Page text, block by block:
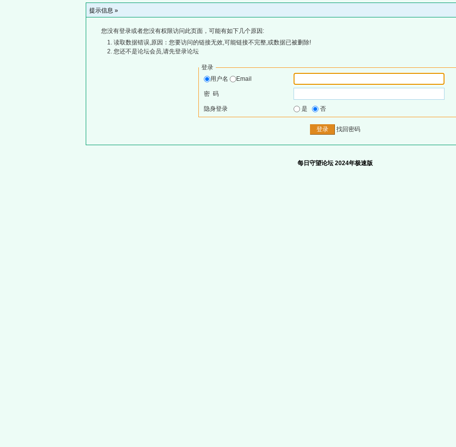
提示信息 »
您没有登录或者您没有权限访问此页面，可能有如下几个原因:
读取数据错误,原因：您要访问的链接无效,可能链接不完整,或数据已被删除!
您还不是论坛会员,请先登录论坛
登录
用户名
Email
密 码
隐身登录 是 否
找回密码
每日守望论坛 2024年极速版